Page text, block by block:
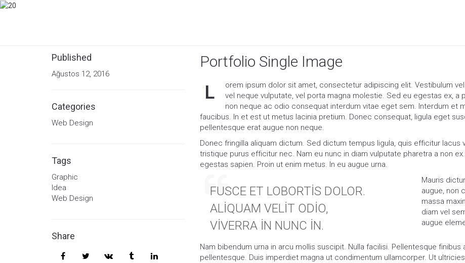
Portfolio Single Image
L
orem ipsum dolor sit amet, consectetur adipiscing elit. Vestibulum
vel neque vulputate, vel porta magna molestie. Sed eu egestas ex, a
non neque ac odio consequat interdum vitae eget sem. Interdum et
faucibus. In et est ut metus lacinia pretium. Donec consequat, ligula eget
pellentesque erat augue non neque.
Donec fringilla aliquam dictum. Sed dictum tempus ligula, quis efficitur lacus
tristique purus efficitur nec. Nam eu nunc in diam vulputate pharetra a non
egestas sapien. Proin ut enim metus. In eu augue urna.
FUSCE ET LOBORTIS DOLOR.
ALIQUAM VELIT ODIO,
VIVERRA IN NUNC IN.
Mauris
augue, non
massa
diam vel
augue
Nam bibendum urna in arcu mollis suscipit. Nulla facilisi. Pellentesque
pellentesque. Duis imperdiet magna ut condimentum ullamcorper. Ut
Published
Ağustos 12, 2016
Categories
Web Design
Tags
Graphic
Idea
Web Design
Share